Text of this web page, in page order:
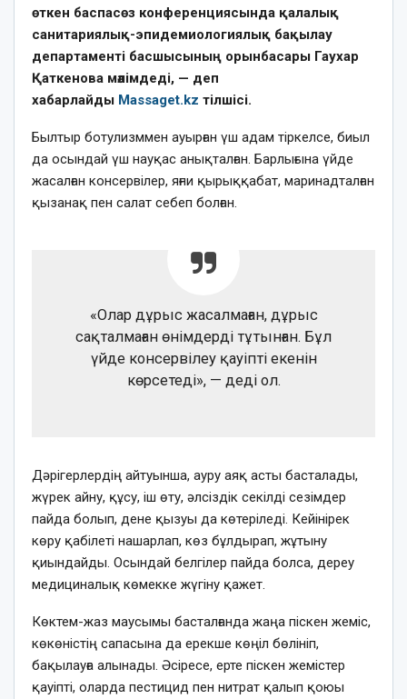
өткен баспасөз конференциясында қалалық
санитариялық-эпидемиологиялық бақылау
департаменті басшысының орынбасары Гаухар
Қаткенова мәлімдеді, — деп
хабарлайды Massaget.kz тілшісі.
Былтыр ботулизммен ауырған үш адам тіркелсе, биыл
да осындай үш науқас анықталған. Барлығына үйде
жасалған консервілер, яғни қырыққабат, маринадталған
қызанақ пен салат себеп болған.
«Олар дұрыс жасалмаған, дұрыс
сақталмаған өнімдерді тұтынған. Бұл
үйде консервілеу қауіпті екенін
көрсетеді», — деді ол.
Дәрігерлердің айтуынша, ауру аяқ асты басталады,
жүрек айну, құсу, іш өту, әлсіздік секілді сезімдер
пайда болып, дене қызуы да көтеріледі. Кейінірек
көру қабілеті нашарлап, көз бұлдырап, жұтыну
қиындайды. Осындай белгілер пайда болса, дереу
медициналық көмекке жүгіну қажет.
Көктем-жаз маусымы басталғанда жаңа піскен жеміс,
көкөністің сапасына да ерекше көңіл бөлініп,
бақылауға алынады. Әсіресе, ерте піскен жемістер
қауіпті, оларда пестицид пен нитрат қалып қоюы